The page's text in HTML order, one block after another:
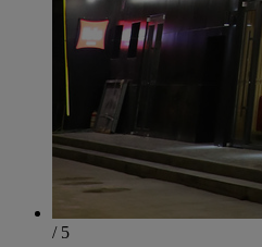
/ 5